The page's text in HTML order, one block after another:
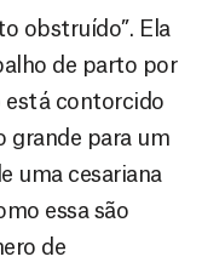
obstruído”. Ela
de parto por
está contorcido
grande para um
uma cesariana
essa são
de